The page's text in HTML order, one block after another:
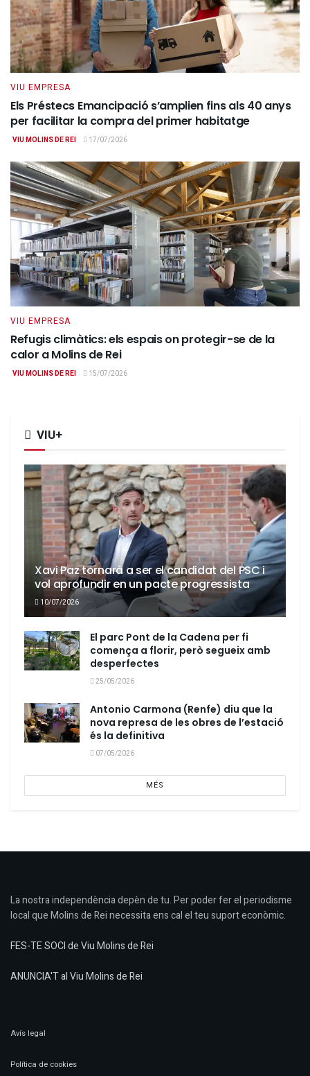
VIU EMPRESA
Els Préstecs Emancipació s’amplien fins als 40 anys
per facilitar la compra del primer habitatge
VIU MOLINS DE REI 17/07/2026
VIU EMPRESA
Refugis climàtics: els espais on protegir-se de la
calor a Molins de Rei
VIU MOLINS DE REI 15/07/2026
VIU+
Xavi Paz tornarà a ser el candidat del PSC i
vol aprofundir en un pacte progressista
10/07/2026
El parc Pont de la Cadena per fi
comença a florir, però segueix amb
desperfectes
25/05/2026
Antonio Carmona (Renfe) diu que la
nova represa de les obres de l’estació
és la definitiva
07/05/2026
MÉS
La nostra independència depèn de tu. Per poder fer el periodisme
local que Molins de Rei necessita ens cal el teu suport econòmic.
FES-TE SOCI de Viu Molins de Rei
ANUNCIA'T al Viu Molins de Rei
Avís legal
Política de cookies